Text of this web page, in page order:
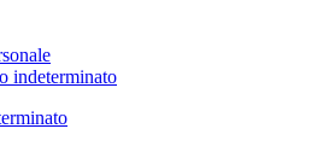
indeterminato